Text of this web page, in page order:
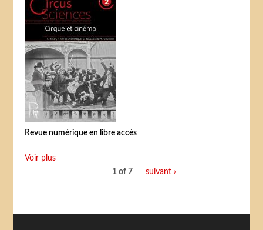
Revue numérique en libre accès
Voir plus
1 of 7
suivant ›